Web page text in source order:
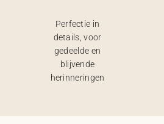
Perfectie in
details, voor
gedeelde en
blijvende
herinneringen